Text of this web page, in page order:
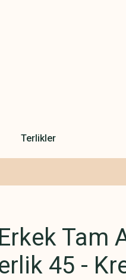
Terlikler
Tam
45 -